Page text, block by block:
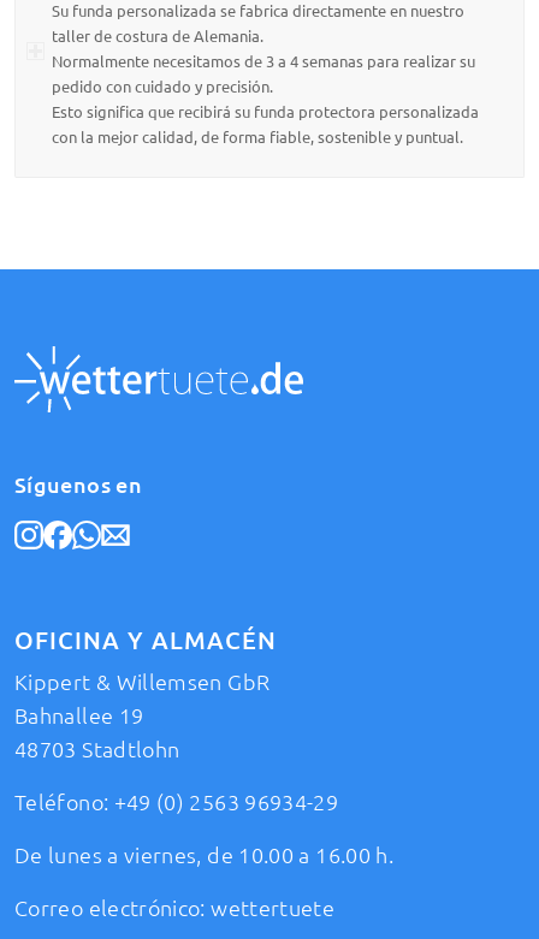
Su funda personalizada se fabrica directamente en nuestro
taller de costura de Alemania.
Normalmente necesitamos de 3 a 4 semanas para realizar su
pedido con cuidado y precisión.
Esto significa que recibirá su funda protectora personalizada
con la mejor calidad, de forma fiable, sostenible y puntual.
Síguenos en
OFICINA Y ALMACÉN
Kippert & Willemsen GbR
Bahnallee 19
48703 Stadtlohn
Teléfono: +49 (0) 2563 96934-29
De lunes a viernes, de 10.00 a 16.00 h.
Correo electrónico:wettertuete